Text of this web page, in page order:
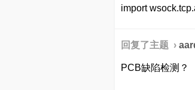
import
回复了主题 ›
PCB缺陷检测？